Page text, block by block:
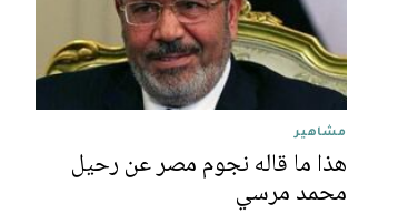
مشاهير
هذا ما قاله نجوم مصر عن رحيل
محمد مرسي